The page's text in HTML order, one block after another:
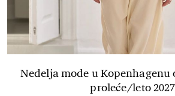
Nedelja mode u Kopenhagenu
proleće/leto